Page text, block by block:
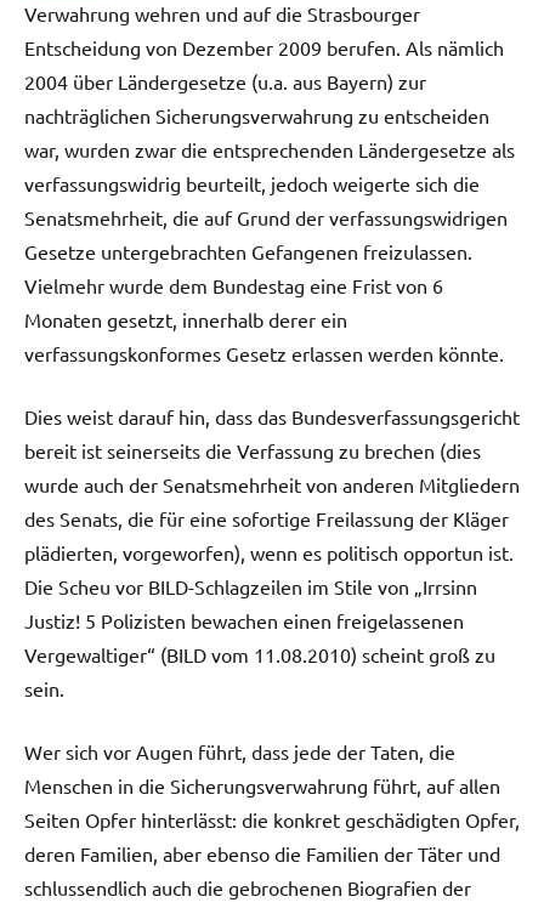
Verwahrung wehren und auf die Strasbourger
Entscheidung von Dezember 2009 berufen. Als nämlich
2004 über Ländergesetze (u.a. aus Bayern) zur
nachträglichen Sicherungsverwahrung zu entscheiden
war, wurden zwar die entsprechenden Ländergesetze als
verfassungswidrig beurteilt, jedoch weigerte sich die
Senatsmehrheit, die auf Grund der verfassungswidrigen
Gesetze untergebrachten Gefangenen freizulassen.
Vielmehr wurde dem Bundestag eine Frist von 6
Monaten gesetzt, innerhalb derer ein
verfassungskonformes Gesetz erlassen werden könnte.
Dies weist darauf hin, dass das Bundesverfassungsgericht
bereit ist seinerseits die Verfassung zu brechen (dies
wurde auch der Senatsmehrheit von anderen Mitgliedern
des Senats, die für eine sofortige Freilassung der Kläger
plädierten, vorgeworfen), wenn es politisch opportun ist.
Die Scheu vor BILD-Schlagzeilen im Stile von „Irrsinn
Justiz! 5 Polizisten bewachen einen freigelassenen
Vergewaltiger“ (BILD vom 11.08.2010) scheint groß zu
sein.
Wer sich vor Augen führt, dass jede der Taten, die
Menschen in die Sicherungsverwahrung führt, auf allen
Seiten Opfer hinterlässt: die konkret geschädigten Opfer,
deren Familien, aber ebenso die Familien der Täter und
schlussendlich auch die gebrochenen Biografien der